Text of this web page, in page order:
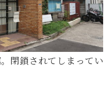
閉鎖されてしまってい